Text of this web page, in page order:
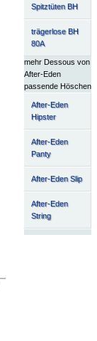
Spitztüten BH
trägerlose BH
80A
mehr Dessous von
After-Eden
passende Höschen
After-Eden
Hipster
After-Eden
Panty
After-Eden Slip
After-Eden
String